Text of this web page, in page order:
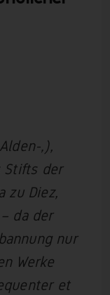
‚),
Stifts der
zu Diez,
da der
nur
Werke
et